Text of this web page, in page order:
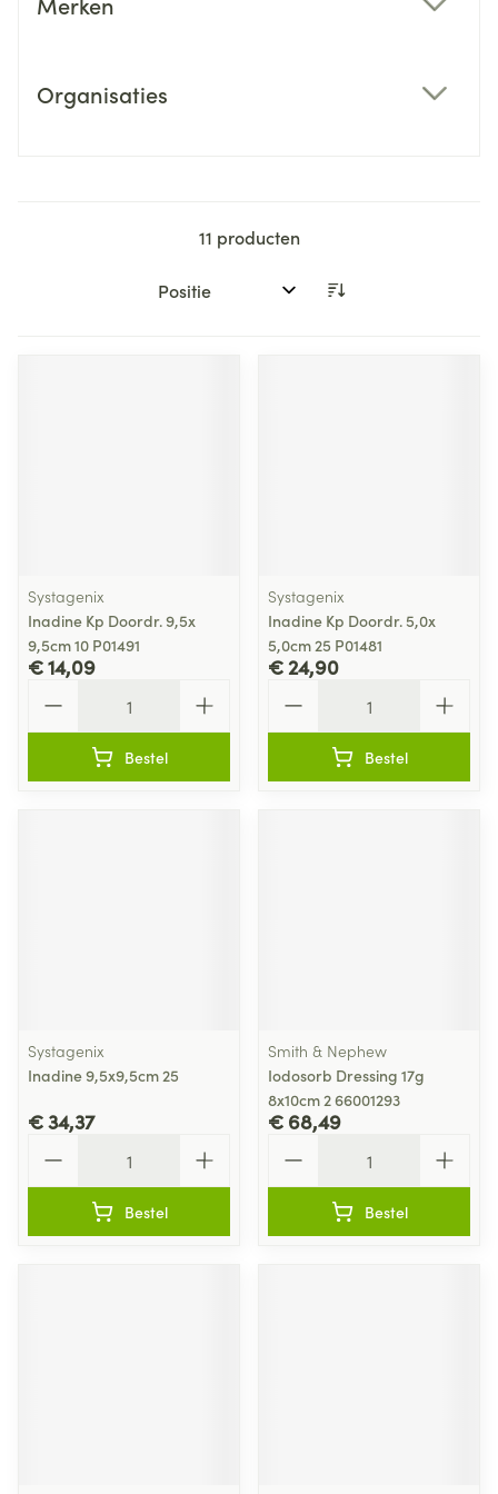
Organisaties
11 producten
Sorteer op:
Systagenix
Inadine Kp Doordr. 9,5x
9,5cm 10 P01491
€ 14,09
Bestel
Systagenix
Inadine Kp Doordr. 5,0x
5,0cm 25 P01481
€ 24,90
Bestel
Systagenix
Inadine 9,5x9,5cm 25
€ 34,37
Bestel
Smith & Nephew
Iodosorb Dressing 17g
8x10cm 2 66001293
€ 68,49
Bestel